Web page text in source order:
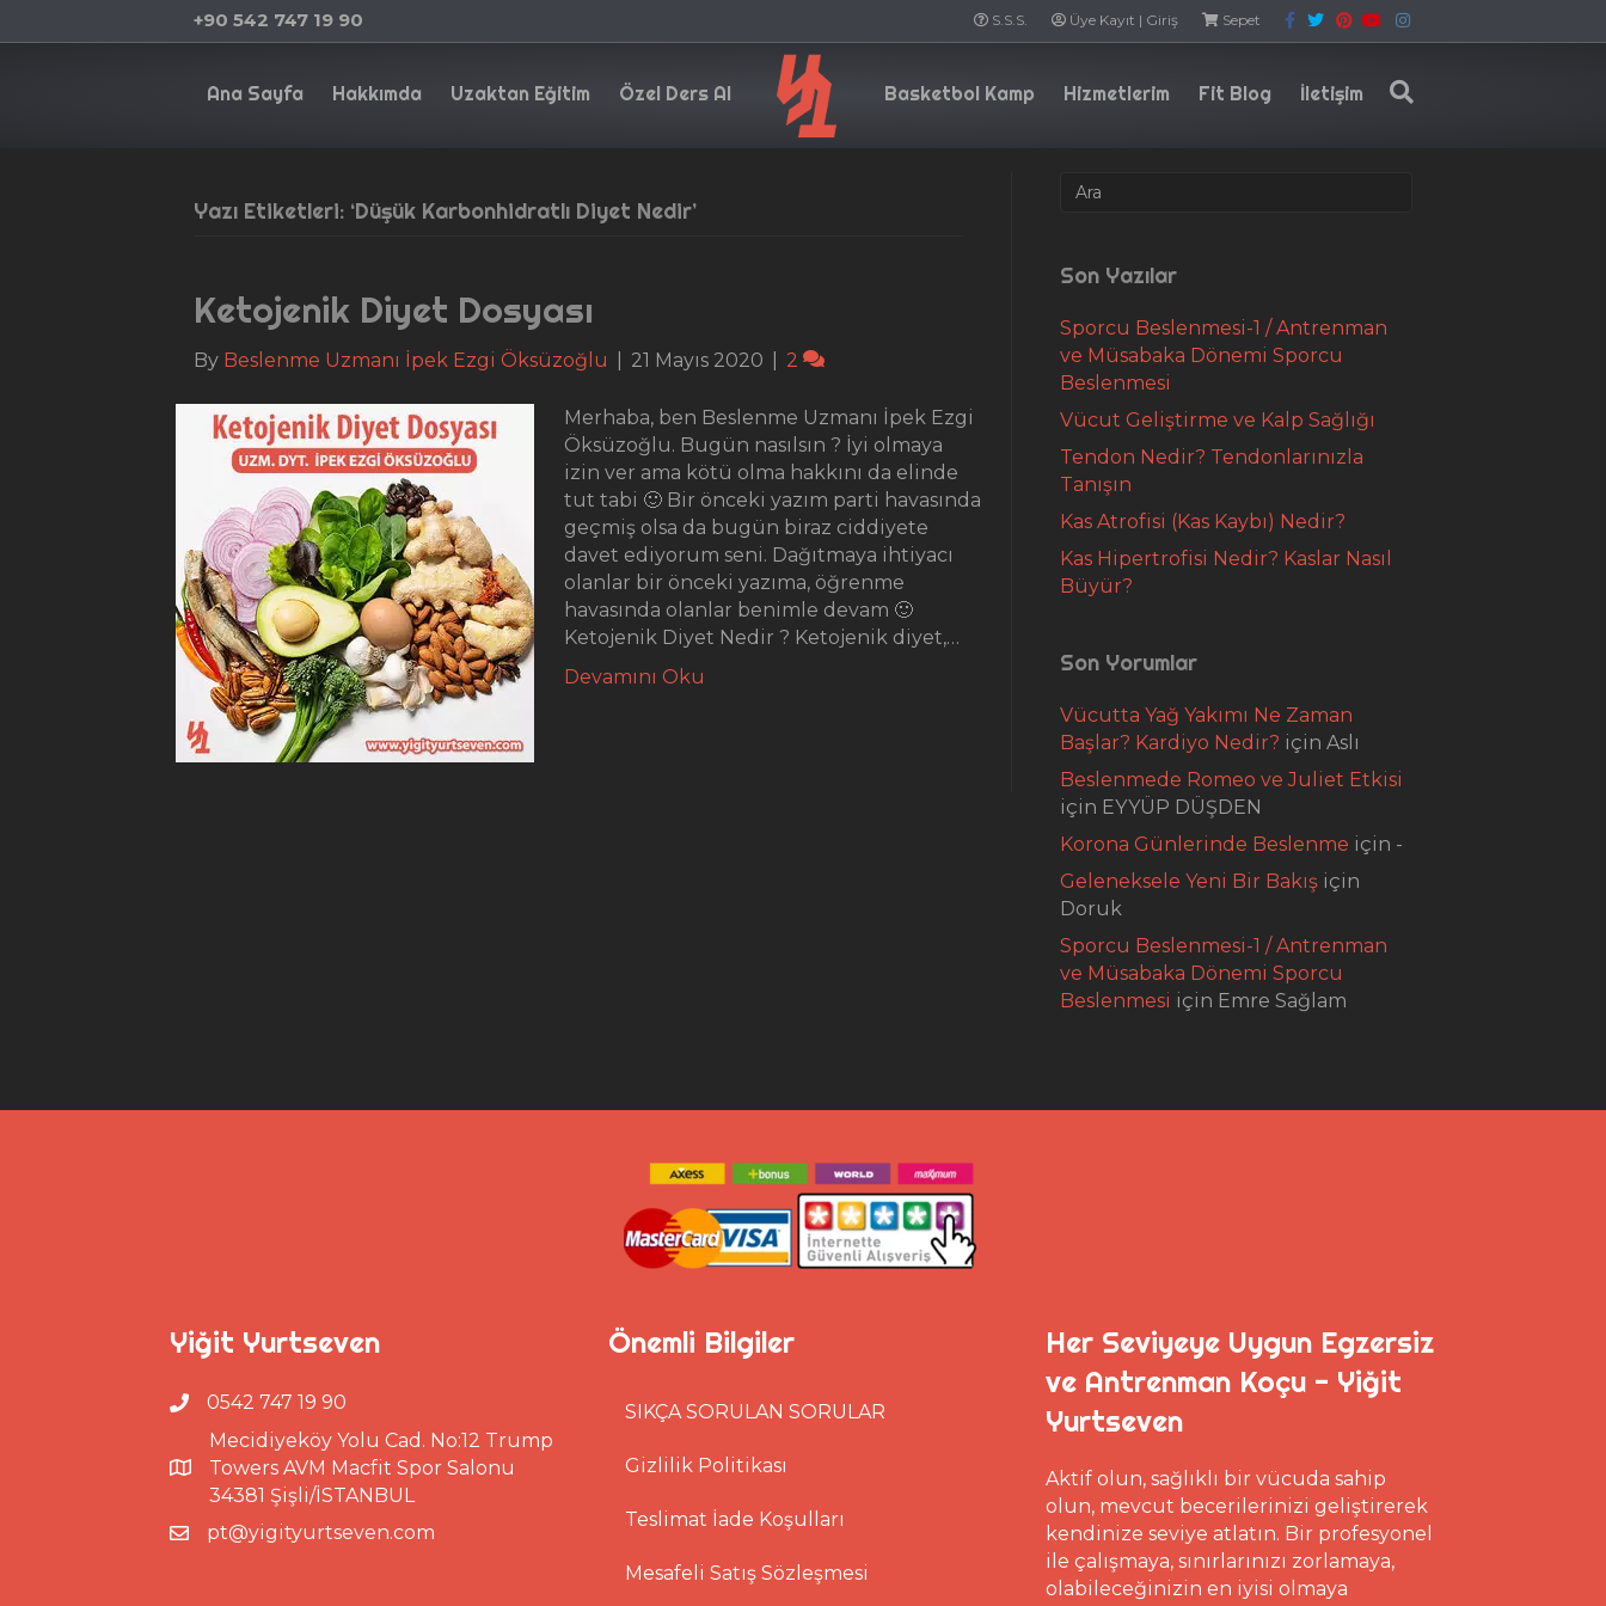
+90 542 747 19 90 S.S.S. Üye Kayıt | Giriş Sepet
c
o
T
i
P
n
r
u
b
s
Ana Sayfa Hakkımda Uzaktan Eğitim Özel Ders Al Basketbol Kamp Hizmetlerim Fit Blog İletişim
Yazı Etiketleri: ‘Düşük Karbonhidratlı Diyet Nedir’
Ketojenik Diyet Dosyası
By Beslenme Uzmanı İpek Ezgi Öksüzoğlu 21 Mayıs 2020 2
Merhaba, ben Beslenme Uzmanı İpek Ezgi
Öksüzoğlu. Bugün nasılsın ? İyi olmaya
izin ver ama kötü olma hakkını da elinde
tut tabi 🙂 Bir önceki yazım parti havasında
geçmiş olsa da bugün biraz ciddiyete
davet ediyorum seni. Dağıtmaya ihtiyacı
olanlar bir önceki yazıma, öğrenme
havasında olanlar benimle devam 🙂
Ketojenik Diyet Nedir ? Ketojenik diyet,…
Devamını Oku
Son Yazılar
Sporcu Beslenmesi-1 / Antrenman
ve Müsabaka Dönemi Sporcu
Beslenmesi
Vücut Geliştirme ve Kalp Sağlığı
Tendon Nedir? Tendonlarınızla
Tanışın
Kas Atrofisi (Kas Kaybı) Nedir?
Kas Hipertrofisi Nedir? Kaslar Nasıl
Büyür?
Son Yorumlar
Vücutta Yağ Yakımı Ne Zaman
Başlar? Kardiyo Nedir? için Aslı
Beslenmede Romeo ve Juliet Etkisi
için EYYÜP DÜŞDEN
Korona Günlerinde Beslenme için -
Geleneksele Yeni Bir Bakış için
Doruk
Sporcu Beslenmesi-1 / Antrenman
ve Müsabaka Dönemi Sporcu
Beslenmesi için Emre Sağlam
Yiğit Yurtseven
0542 747 19 90
Mecidiyeköy Yolu Cad. No:12 Trump
Towers AVM Macfit Spor Salonu
34381 Şişli/İSTANBUL
pt@yigityurtseven.com
Önemli Bilgiler
SIKÇA SORULAN SORULAR
Gizlilik Politikası
Teslimat İade Koşulları
Mesafeli Satış Sözleşmesi
Her Seviyeye Uygun Egzersiz
ve Antrenman Koçu - Yiğit
Yurtseven
Aktif olun, sağlıklı bir vücuda sahip
olun, mevcut becerilerinizi geliştirerek
kendinize seviye atlatın. Bir profesyonel
ile çalışmaya, sınırlarınızı zorlamaya,
olabileceğinizin en iyisi olmaya